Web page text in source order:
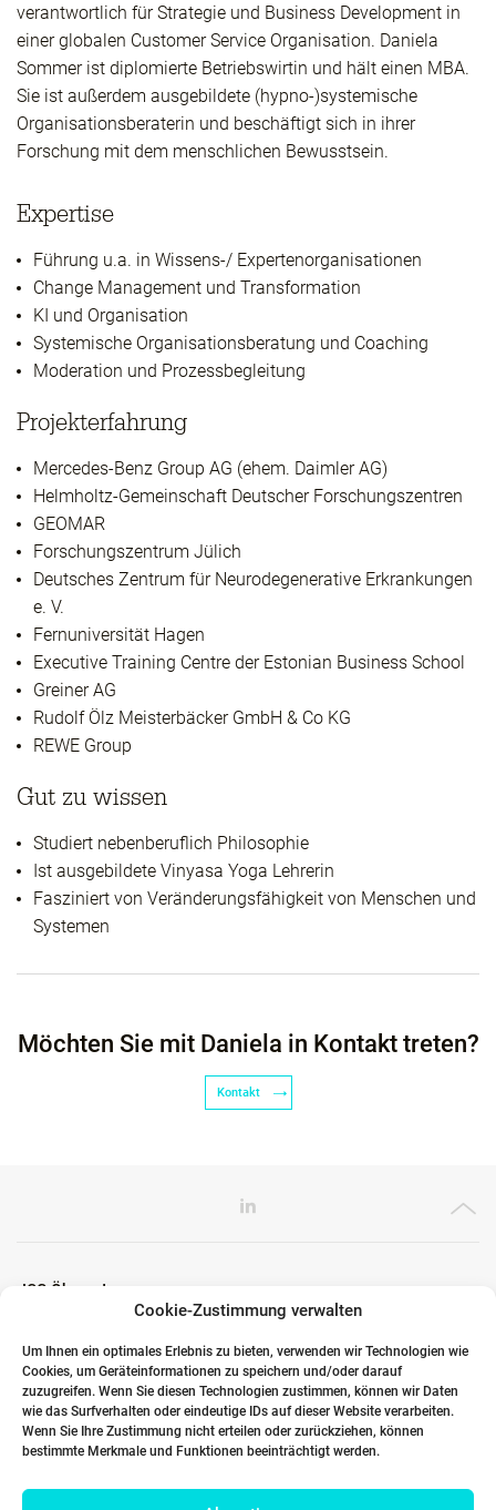
Cookie-Zustimmung verwalten
Um Ihnen ein optimales Erlebnis zu bieten, verwenden wir Technologien wie
Cookies, um Geräteinformationen zu speichern und/oder darauf
zuzugreifen. Wenn Sie diesen Technologien zustimmen, können wir Daten
wie das Surfverhalten oder eindeutige IDs auf dieser Website verarbeiten.
Wenn Sie Ihre Zustimmung nicht erteilen oder zurückziehen, können
bestimmte Merkmale und Funktionen beeinträchtigt werden.
verantwortlich für Strategie und Business Development in
einer globalen Customer Service Organisation. Daniela
Sommer ist diplomierte Betriebswirtin und hält einen MBA.
Sie ist außerdem ausgebildete (hypno-)systemische
Organisationsberaterin und beschäftigt sich in ihrer
Forschung mit dem menschlichen Bewusstsein.
Expertise
Führung u.a. in Wissens-/ Expertenorganisationen
Change Management und Transformation
KI und Organisation
Systemische Organisationsberatung und Coaching
Moderation und Prozessbegleitung
Projekterfahrung
Mercedes-Benz Group AG (ehem. Daimler AG)
Helmholtz-Gemeinschaft Deutscher Forschungszentren
GEOMAR
Forschungszentrum Jülich
Deutsches Zentrum für Neurodegenerative Erkrankungen
e. V.
Fernuniversität Hagen
Executive Training Centre der Estonian Business School
Greiner AG
Rudolf Ölz Meisterbäcker GmbH & Co KG
REWE Group
Gut zu wissen
Studiert nebenberuflich Philosophie
Ist ausgebildete Vinyasa Yoga Lehrerin
Fasziniert von Veränderungsfähigkeit von Menschen und
Systemen
Möchten Sie mit Daniela in Kontakt treten?
Kontakt
ICG Ökosystem
Globale Partner